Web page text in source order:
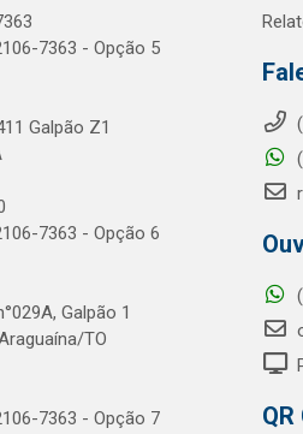
7363 - Opção 5
Galpão Z1
7363 - Opção 6
Galpão 1
TO
7363 - Opção 7
QR